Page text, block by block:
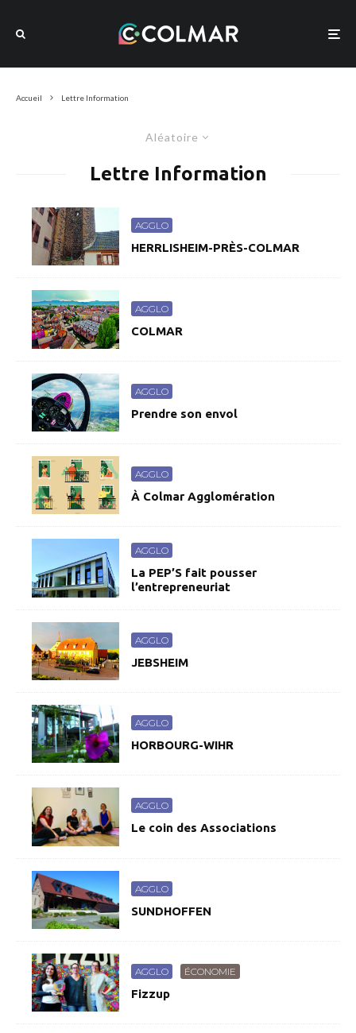
Accueil Lettre Information
Aléatoire
Lettre Information
AGGLO
HERRLISHEIM-PRÈS-COLMAR
AGGLO
COLMAR
AGGLO
Prendre son envol
AGGLO
À Colmar Agglomération
AGGLO
La PEP’S fait pousser
l’entrepreneuriat
AGGLO
JEBSHEIM
AGGLO
HORBOURG-WIHR
AGGLO
Le coin des Associations
AGGLO
SUNDHOFFEN
AGGLO ÉCONOMIE
Fizzup